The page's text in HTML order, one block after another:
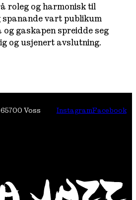
roleg og harmonisk til
spanande vart publikum
gaskapen spreidde seg
og usjenert avslutning.
5700 Voss InstagramFacebook